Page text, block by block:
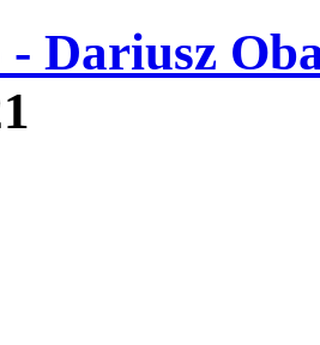
Dariusz